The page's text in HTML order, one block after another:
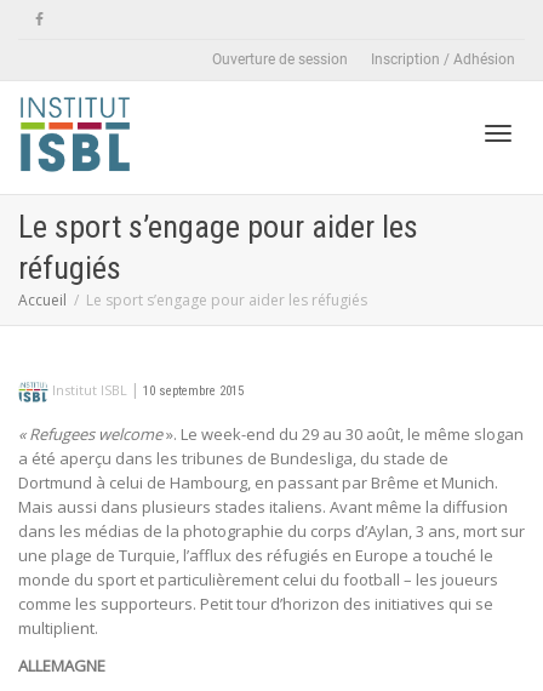
Ouverture de session Inscription / Adhésion
Le sport s’engage pour aider les
réfugiés
Accueil Le sport s’engage pour aider les réfugiés
Institut ISBL | 10 septembre 2015
« Refugees welcome». Le week-end du 29 au 30 août, le même slogan
a été aperçu dans les tribunes de Bundesliga, du stade de
Dortmund à celui de Hambourg, en passant par Brême et Munich.
Mais aussi dans plusieurs stades italiens. Avant même la diffusion
dans les médias de la photographie du corps d’Aylan, 3 ans, mort sur
une plage de Turquie, l’afflux des réfugiés en Europe a touché le
monde du sport et particulièrement celui du football – les joueurs
comme les supporteurs. Petit tour d’horizon des initiatives qui se
multiplient.
ALLEMAGNE